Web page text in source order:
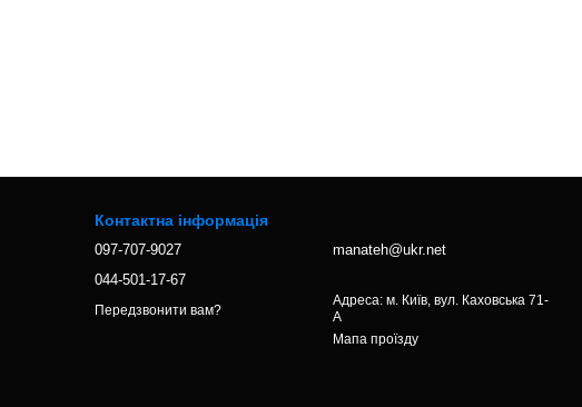
Контактна інформація
097-707-9027⁩
044-501-17-67
Передзвонити вам?
manateh@ukr.net
Адреса: м. Київ, вул. Каховська 71-
А
Мапа проїзду